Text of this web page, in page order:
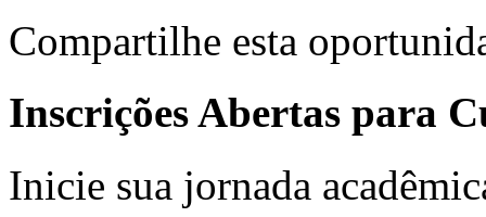
Compartilhe esta
Inscrições Abertas para
Inicie sua jornada